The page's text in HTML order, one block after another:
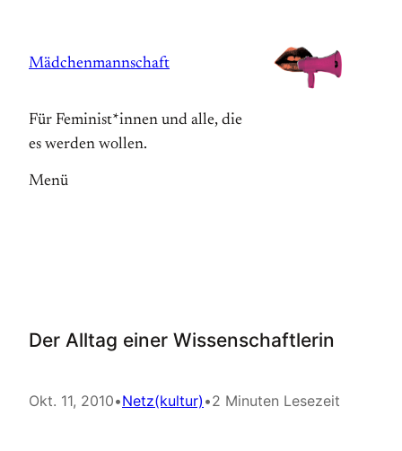
springen
Mädchenmannschaft
Für Feminist*innen und alle, die
es werden wollen.
Menü
Der Alltag einer Wissenschaftlerin
Okt. 11, 2010•Netz(kultur) •2 Minuten Lesezeit